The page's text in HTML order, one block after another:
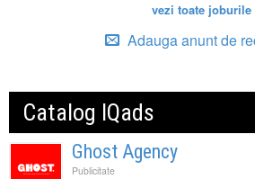
vezi toate joburile
Adauga anunt de
Catalog IQads
Ghost Agency
Publicitate